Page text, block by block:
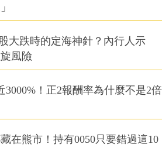
大跌時的定海神針？內行人示
風險
3000%！正2報酬率為什麼不是2倍
在熊市！持有0050只要錯過這10